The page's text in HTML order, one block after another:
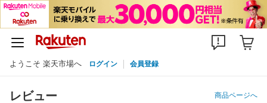
ようこそ 楽天市場へ ログイン 会員登録
レビュー 商品ページへ